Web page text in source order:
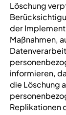
Löschung
der
Maßnahmen,
informieren,
die Löschung
Replikationen